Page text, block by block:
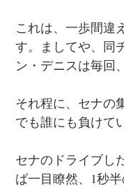
これは、一歩間違
す。ましてや、同
ン・デニスは毎回
それ程に、セナの
でも誰にも負けて
セナのドライブし
ば一目瞭然、1秒